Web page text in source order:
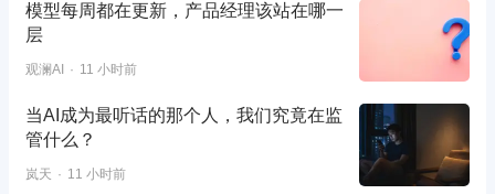
模型每周都在更新，产品经理该站在哪一
层
观澜AI 11 小时前
当AI成为最听话的那个人，我们究竟在监
管什么？
岚天 11 小时前